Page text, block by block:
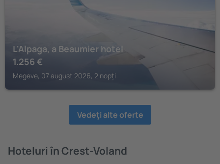
L'Alpaga, a Beaumier hotel
1.256 €
Megeve, 07 august 2026, 2 nopți
Vedeţi alte oferte
Hoteluri în Crest-Voland